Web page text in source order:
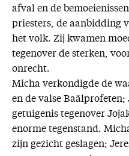
afval en de
priesters, de aanbidding
het volk. Zij kwamen
tegenover de sterken,
onrecht.
Micha verkondigde de
en de valse
getuigenis tegenover
enorme tegenstand.
zijn gezicht geslagen;